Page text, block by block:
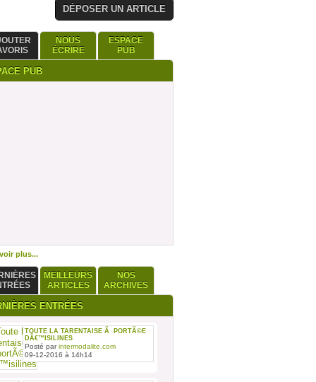
DÉPOSER UN ARTICLE
NOUS
ÉCRIRE
ESPACE
PUB
PUB
plus...
MEILLEURS
ARTICLES
NOS
ARCHIVES
ENTRÉES
TOUTE LA TARENTAISE Ã PORTÃ©E
DÂ€™ISILINES
Posté parintermodalite.com
09-12-2016 à 14h14